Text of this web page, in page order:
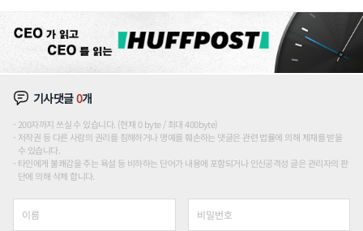
기사댓글0개
200자까지 쓰실 수 있습니다. (현재 0 byte / 최대 400byte)
저작권 등 다른 사람의 권리를 침해하거나 명예를 훼손하는 댓글은 관련 법률에 의해 제재를 받을
수 있습니다.
타인에게 불쾌감을 주는 욕설 등 비하하는 단어가 내용에 포함되거나 인신공격성 글은 관리자의 판
단에 의해 삭제 합니다.